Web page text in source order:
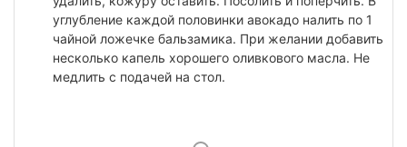
углубление каждой половинки авокадо налить по 1
чайной ложечке бальзамика. При желании добавить
несколько капель хорошего оливкового масла. Не
медлить с подачей на стол.